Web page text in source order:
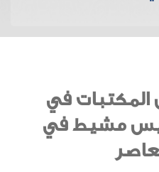
المكتبات في
مشيط في